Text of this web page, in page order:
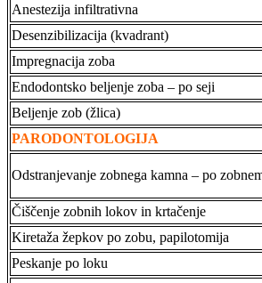
Anestezija infiltrativna
Desenzibilizacija (kvadrant)
Impregnacija zoba
Endodontsko beljenje zoba – po seji
Beljenje zob (žlica)
PARODONTOLOGIJA
Odstranjevanje zobnega kamna – po
Čiščenje zobnih lokov in krtačenje
Kiretaža žepkov po zobu, papilotomija
Peskanje po loku